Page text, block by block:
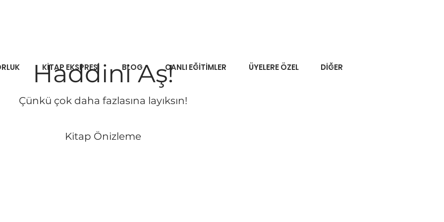
KİTAP EKSPRESİ BLOG CANLI EĞİTİMLER ÜYELERE ÖZEL DİĞER
Haddini Aş!
Çünkü çok daha fazlasına layıksın!
Kitap Önizleme